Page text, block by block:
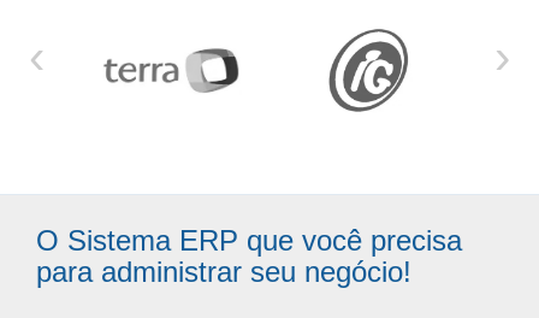
‹ ›
O Sistema ERP que você precisa
para administrar seu negócio!